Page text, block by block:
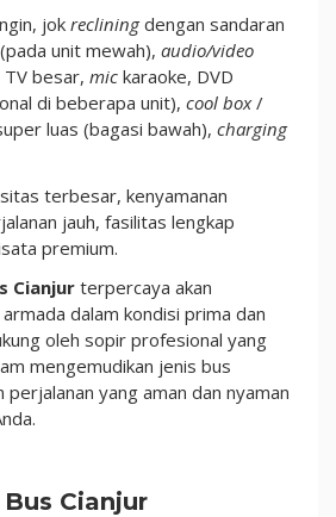
jok recliningdengan sandaran
unit mewah), audio/video
besar, mic karaoke, DVD
di beberapa unit), cool box/
luas (bagasi bawah), charging
terbesar, kenyamanan
jauh, fasilitas lengkap
premium.
Cianjurterpercaya akan
dalam kondisi prima dan
oleh sopir profesional yang
mengemudikan jenis bus
yang aman dan nyaman
Cianjur